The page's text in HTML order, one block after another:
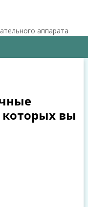
аппарата
вы